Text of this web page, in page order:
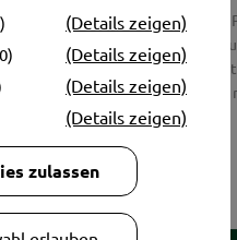
(Details zeigen)
(Details zeigen)
(Details zeigen)
(Details zeigen)
zulassen
Sie im AutoShop Wimmer
Citroen. Hier in Passau
unsere Räder und Merchandise
tolle Fotos